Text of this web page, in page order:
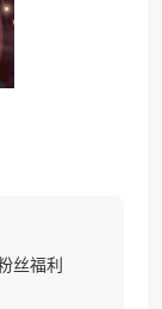
丝福利